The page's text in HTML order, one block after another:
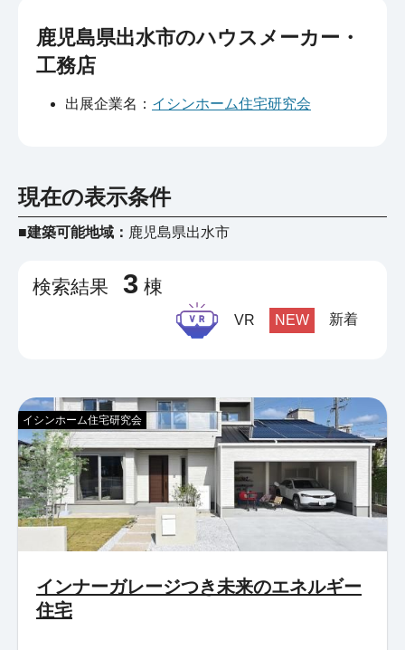
鹿児島県出水市のハウスメーカー・
工務店
出展企業名： イシンホーム住宅研究会
現在の表示条件
■建築可能地域： 鹿児島県出水市
検索結果 3 棟
VR NEW 新着
インナーガレージつき未来のエネルギー
住宅
イシンホーム住宅研究会